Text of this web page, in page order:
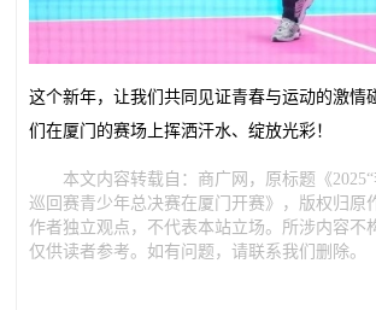
这个新年，让我们共同见证青春与运动的激情
们在厦门的赛场上挥洒汗水、绽放光彩！
本文内容转载自：商广网，原标题《
巡回赛青少年总决赛在厦门开赛》，版权归原
作者独立观点，不代表本站立场。所涉内容不
仅供读者参考。如有问题，请联系我们删除。